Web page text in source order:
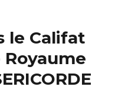
le Califat